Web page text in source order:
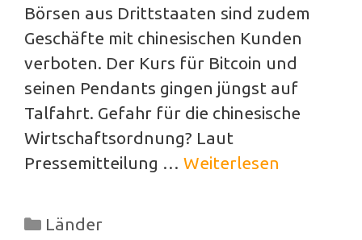
Börsen aus Drittstaaten sind zudem
Geschäfte mit chinesischen Kunden
verboten. Der Kurs für Bitcoin und
seinen Pendants gingen jüngst auf
Talfahrt. Gefahr für die chinesische
Wirtschaftsordnung? Laut
Pressemitteilung … Weiterlesen
Kategorien
Länder